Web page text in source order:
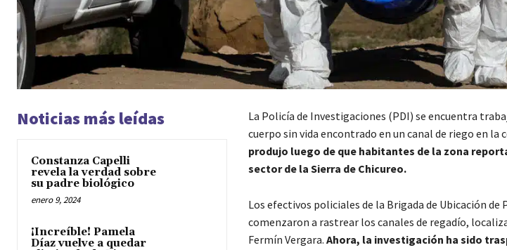
Noticias más leídas
Constanza Capelli
revela la verdad sobre
su padre biológico
enero 9, 2024
¡Increíble! Pamela
Díaz vuelve a quedar
La Policía de Investigaciones (PDI) se encuentra
cuerpo sin vida encontrado en un canal de riego en la
produjo luego de que habitantes de la zona
sector de la Sierra de Chicureo.
Los efectivos policiales de la Brigada de Ubicación
comenzaron a rastrear los canales de regadío,
Fermín Vergara. Ahora, la investigación ha sido